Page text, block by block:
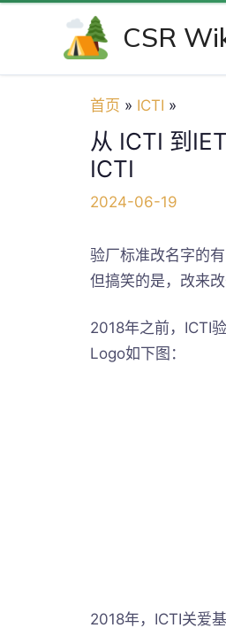
CSR
首页 ICTI
从 ICTI 到
ICTI
2024-06-19
验厂标准改名字的
但搞笑的是，改来
2018年之前，ICTI
Logo如下图：
​2018年，ICTI关爱